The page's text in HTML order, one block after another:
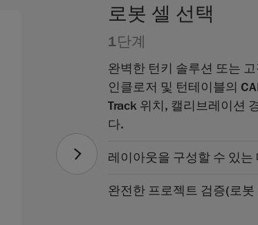
로봇 셀 선택
1단계
완벽한 턴키 솔루션 또는
인클로저 및 턴테이블의
Track 위치, 캘리브레이션
다.
레이아웃을 구성할 수 있
완전한 프로젝트 검증(로